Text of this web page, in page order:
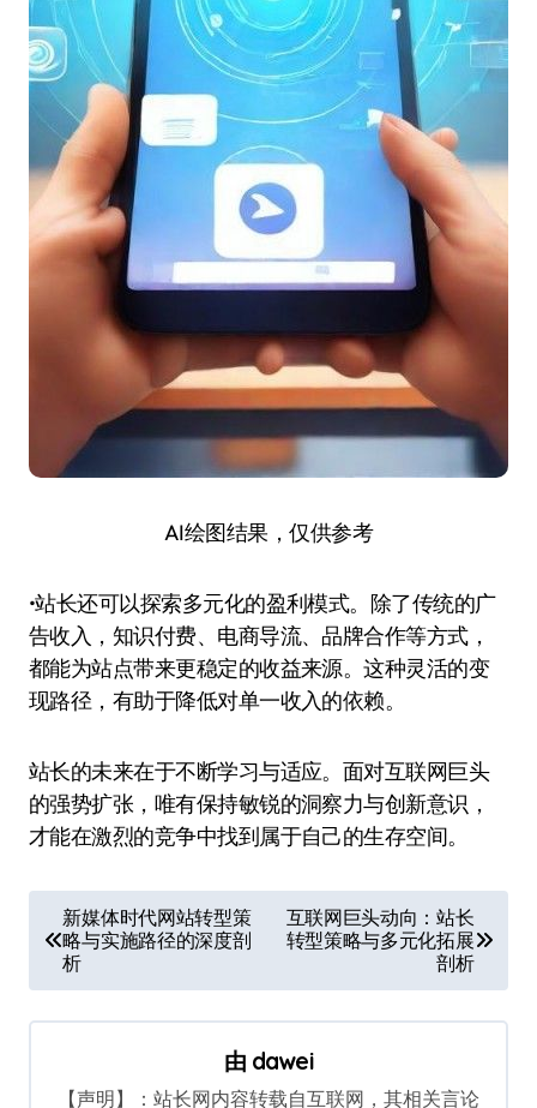
AI绘图结果，仅供参考
•站长还可以探索多元化的盈利模式。除了传统的广
告收入，知识付费、电商导流、品牌合作等方式，
都能为站点带来更稳定的收益来源。这种灵活的变
现路径，有助于降低对单一收入的依赖。
站长的未来在于不断学习与适应。面对互联网巨头
的强势扩张，唯有保持敏锐的洞察力与创新意识，
才能在激烈的竞争中找到属于自己的生存空间。
章
导
航
新媒体时代网站转型策
略与实施路径的深度剖
析
互联网巨头动向：站长
转型策略与多元化拓展
剖析
由 dawei
【声明】：站长网内容转载自互联网，其相关言论